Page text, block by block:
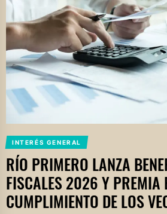
INTERÉS GENERAL
RÍO PRIMERO LANZA
FISCALES 2026 Y PREMIA
CUMPLIMIENTO DE LOS